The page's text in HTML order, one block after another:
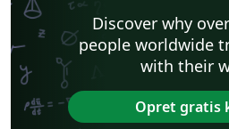
Discover why
people worldwide
with their
Opret gratis